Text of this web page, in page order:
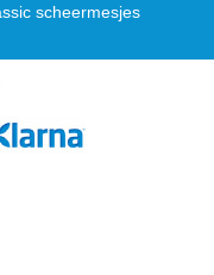
scheermesjes